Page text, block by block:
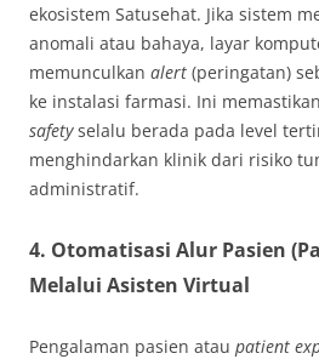
ekosistem Satusehat. Jika sistem
anomali atau bahaya, layar
memunculkan alert (peringatan)
ke instalasi farmasi. Ini
safetyselalu berada pada level
menghindarkan klinik dari risiko
administratif.
4. Otomatisasi Alur Pasien
Melalui Asisten Virtual
Pengalaman pasien atau patient